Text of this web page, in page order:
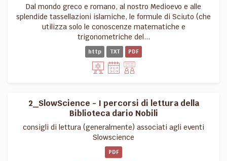
Dal mondo greco e romano, al nostro Medioevo e alle
splendide tassellazioni islamiche, le formule di Sciuto (che
utilizza solo le conoscenze matematiche e
trigonometriche del...
http TXT PDF
2_SlowScience - I percorsi di lettura della
Biblioteca dario Nobili
consigli di lettura (generalmente) associati agli eventi
Slowscience
PDF